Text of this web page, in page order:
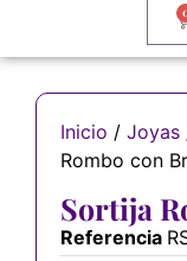
Inicio / Joyas
Rombo con
Sortija
Referencia